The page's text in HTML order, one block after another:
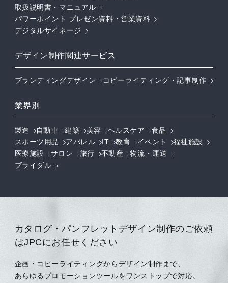
取扱説明書・マニュアル
パワーポイント プレゼン資料・営業資料
デジタルサイネージ
デザイン制作関連サービス
ブランディングデザイン コピーライティング・記事制作
業界別
製造 自動車 建築 美容 ヘルスケア
食品
スポーツ用品
アパレル IT 教育 イベント
福祉施設
医療施設
サロン 旅行 不動産
物流・運送
ブライダル
カタログ・パンフレットデザイン制作のご依頼
はJPCにお任せください
企画・コピーライティングからデザイン制作まで、
あらゆるプロモーションツールをワンストップで対応。